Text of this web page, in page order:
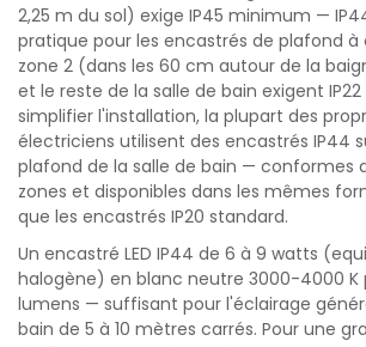
2,25 m du sol) exige IP45 minimum —
pratique pour les encastrés de plafond à
zone 2 (dans les 60 cm autour de la
et le reste de la salle de bain exigent
simplifier l'installation, la plupart des
électriciens utilisent des encastrés IP44
plafond de la salle de bain — conformes
zones et disponibles dans les mêmes
que les encastrés IP20 standard.
Un encastré LED IP44 de 6 à 9 watts
halogène) en blanc neutre 3000-4000 K
lumens — suffisant pour l'éclairage
bain de 5 à 10 mètres carrés. Pour une